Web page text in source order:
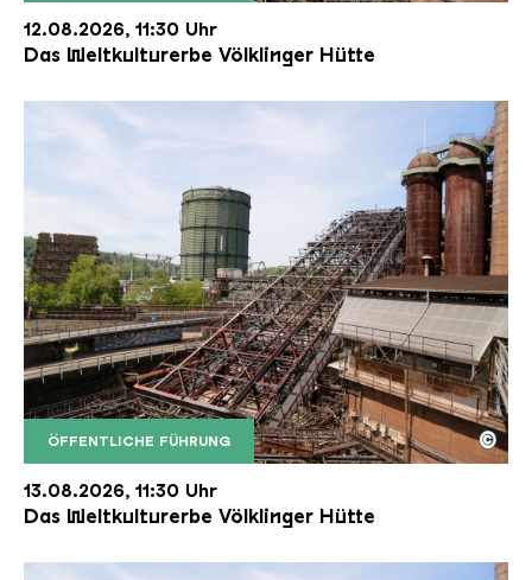
12.08.2026, 11:30 Uhr
Das Weltkulturerbe Völklinger Hütte
ÖFFENTLICHE FÜHRUNG
Der Erzschrägaufzug der Völklinger Hütte mit
Copyright: Weltkulturerbe Völklinger Hütte | Karl
©
13.08.2026, 11:30 Uhr
Das Weltkulturerbe Völklinger Hütte